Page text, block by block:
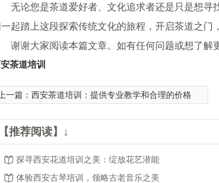
具销售 西安茶叶销售
无论您是茶道爱好者、文化追求者还是只是想
起踏上这段探索传统文化的旅程，开启茶道之门
谢谢大家阅读本篇文章。如有任何问题或想了解
茶道培训
上一篇： 西安茶道培训：提供专业教学和合理的价格
【推荐阅读】↓
探寻西安花道培训之美：绽放花艺潜能
体验西安古琴培训，领略古老音乐之美